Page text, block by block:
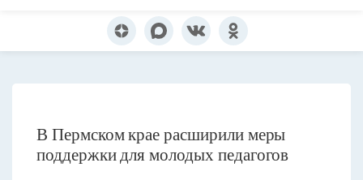
В Пермском крае расширили меры
поддержки для молодых педагогов